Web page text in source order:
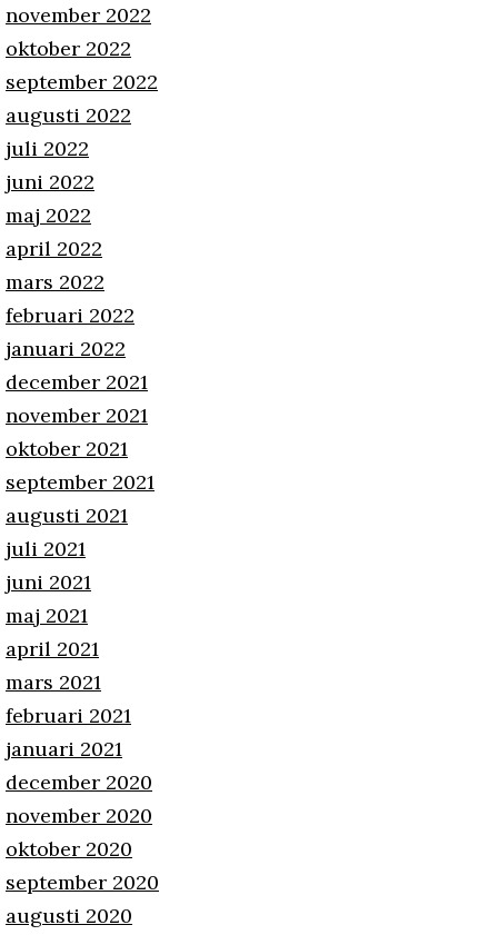
november 2022
oktober 2022
september 2022
augusti 2022
juli 2022
juni 2022
maj 2022
april 2022
mars 2022
februari 2022
januari 2022
december 2021
november 2021
oktober 2021
september 2021
augusti 2021
juli 2021
juni 2021
maj 2021
april 2021
mars 2021
februari 2021
januari 2021
december 2020
november 2020
oktober 2020
september 2020
augusti 2020